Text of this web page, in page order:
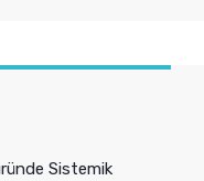
Sistemik